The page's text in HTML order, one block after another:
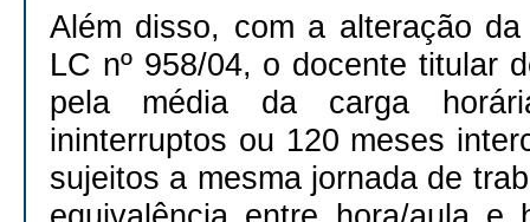
Além disso, com a alteração
LC nº 958/04, o docente titular
pela média da carga
ininterruptos ou 120 meses
sujeitos a mesma jornada de